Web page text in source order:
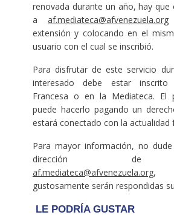
renovada durante un año, hay que
a af.mediateca@afvenezuela.org
extensión y colocando en el
usuario con el cual se inscribió.
Para disfrutar de este servicio
interesado debe estar
Francesa o en la Mediateca. El
puede hacerlo pagando un
estará conectado con la actualidad
Para mayor información, no
dirección de
af.mediateca@afvenezuela.org,
gustosamente serán respondidas